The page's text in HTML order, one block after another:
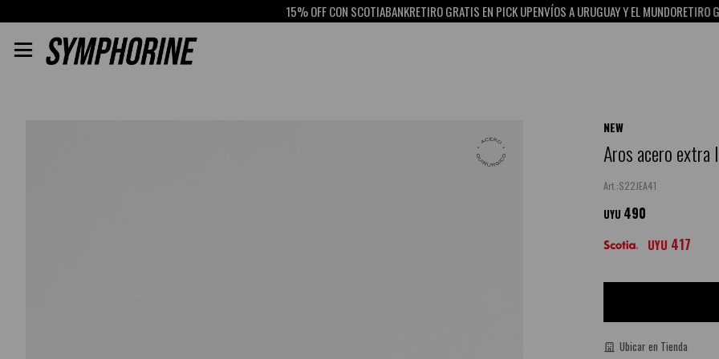
15% OFF CON SCOTIABANKRETIRO GRATIS EN PICK UPENVÍOS A URUGUAY Y EL MUNDORETIRO

NEW
Aros acero extra
S22JEA41
UYU 490
UYU 417
Ubicar en Tienda